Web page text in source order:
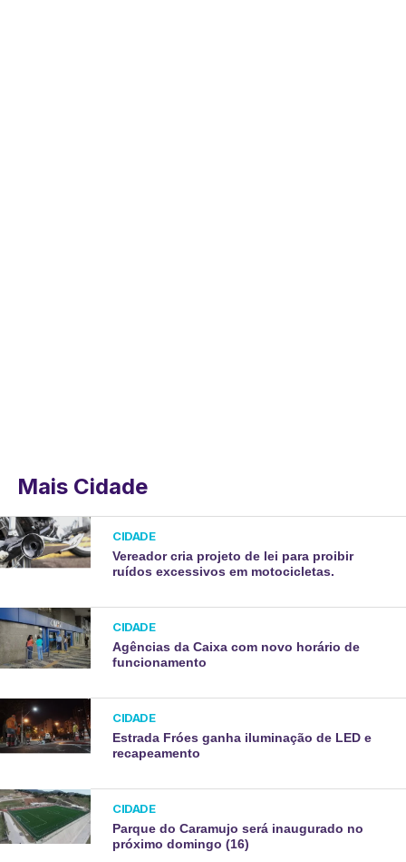
Mais Cidade
CIDADE
Vereador cria projeto de lei para proibir
ruídos excessivos em motocicletas.
CIDADE
Agências da Caixa com novo horário de
funcionamento
CIDADE
Estrada Fróes ganha iluminação de LED e
recapeamento
CIDADE
Parque do Caramujo será inaugurado no
próximo domingo (16)